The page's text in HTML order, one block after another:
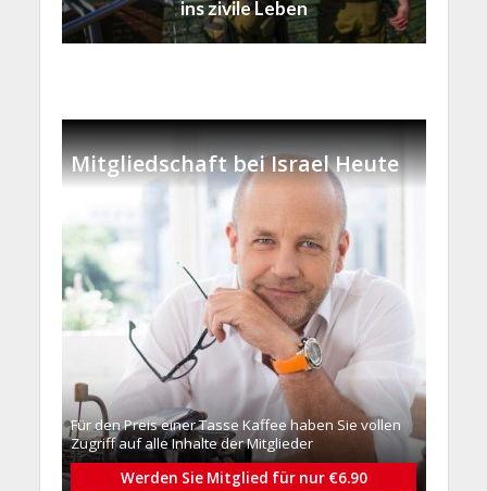
ins zivile Leben
Mitgliedschaft bei Israel Heute
Für den Preis einer Tasse Kaffee haben Sie vollen
Zugriff auf alle Inhalte der Mitglieder
Werden Sie Mitglied für nur €6.90